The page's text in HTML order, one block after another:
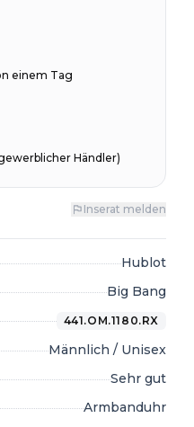
einem Tag
Händler)
Inserat melden
Hublot
Big Bang
441.OM.1180.RX
Männlich / Unisex
Sehr gut
Armbanduhr